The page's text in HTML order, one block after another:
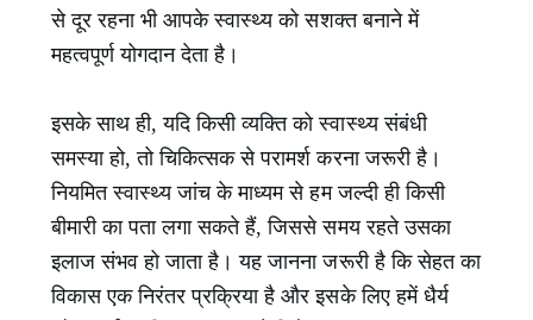
से दूर रहना भी आपके स्वास्थ्य को सशक्त बनाने में
महत्वपूर्ण योगदान देता है।
इसके साथ ही, यदि किसी व्यक्ति को स्वास्थ्य संबंधी
समस्या हो, तो चिकित्सक से परामर्श करना जरूरी है।
नियमित स्वास्थ्य जांच के माध्यम से हम जल्दी ही किसी
बीमारी का पता लगा सकते हैं, जिससे समय रहते उसका
इलाज संभव हो जाता है। यह जानना जरूरी है कि सेहत का
विकास एक निरंतर प्रक्रिया है और इसके लिए हमें धैर्य